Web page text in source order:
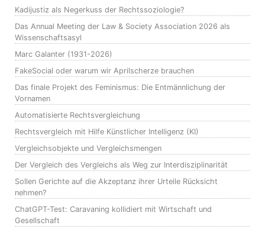
Kadijustiz als Negerkuss der Rechtssoziologie?
Das Annual Meeting der Law & Society Association 2026 als
Wissenschaftsasyl
Marc Galanter (1931-2026)
FakeSocial oder warum wir Aprilscherze brauchen
Das finale Projekt des Feminismus: Die Entmännlichung der
Vornamen
Automatisierte Rechtsvergleichung
Rechtsvergleich mit Hilfe Künstlicher Intelligenz (KI)
Vergleichsobjekte und Vergleichsmengen
Der Vergleich des Vergleichs als Weg zur Interdisziplinarität
Sollen Gerichte auf die Akzeptanz ihrer Urteile Rücksicht
nehmen?
ChatGPT-Test: Caravaning kollidiert mit Wirtschaft und
Gesellschaft